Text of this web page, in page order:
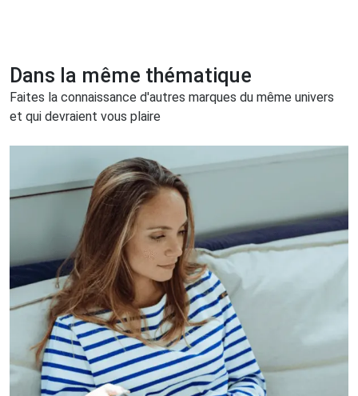
Dans la même thématique
Faites la connaissance d'autres marques du même univers
et qui devraient vous plaire